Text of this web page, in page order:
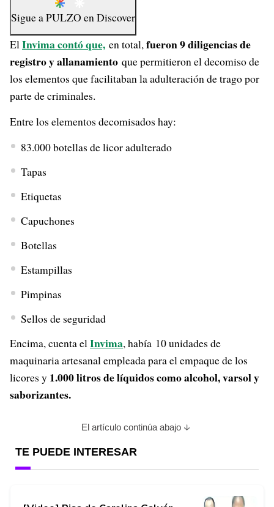
Sigue aPULZO enDiscover
ElInvima contó que, en total,fueron 9 diligencias de
registro y allanamiento que permitieron el decomiso de
los elementos que facilitaban la adulteración de trago por
parte de criminales.
Entre los elementos decomisados hay:
83.000 botellas de licor adulterado
Tapas
Etiquetas
Capuchones
Botellas
Estampillas
Pimpinas
Sellos de seguridad
Encima, cuenta elInvima, había 10 unidades de
maquinaria artesanal empleada para el empaque de los
licores y 1.000 litros de líquidos como alcohol, varsol y
saborizantes.
El artículo continúa abajo
TE PUEDE INTERESAR